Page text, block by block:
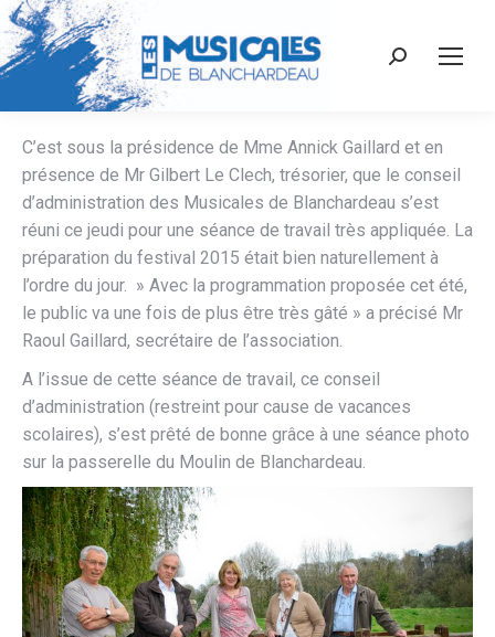
Recherche
C’est sous la présidence de Mme Annick Gaillard et en
présence de Mr Gilbert Le Clech, trésorier, que le conseil
d’administration des Musicales de Blanchardeau s’est
réuni ce jeudi pour une séance de travail très appliquée. La
préparation du festival 2015 était bien naturellement à
l’ordre du jour. » Avec la programmation proposée cet été,
le public va une fois de plus être très gâté » a précisé Mr
Raoul Gaillard, secrétaire de l’association.
A l’issue de cette séance de travail, ce conseil
d’administration (restreint pour cause de vacances
scolaires), s’est prêté de bonne grâce à une séance photo
sur la passerelle du Moulin de Blanchardeau.